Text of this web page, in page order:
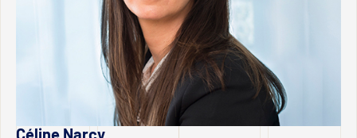
Céline Narcy